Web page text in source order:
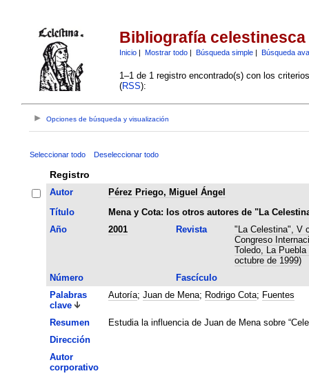
Bibliografía celestinesca
Inicio| Mostrar todo| Búsqueda simple| Búsqueda
1–1 de 1 registro encontrado(s) con los
(RSS):
Opciones de búsqueda y visualización
Seleccionar todo Deseleccionar todo
Registro
Autor
Pérez Priego, Miguel Ángel
Título
Mena y Cota: los otros autores de "La
Año
2001 Revista
"La Celestina", V
Congreso
Toledo, La
octubre de 1999)
Número
Fascículo
Palabras
clave
Autoría; Juan de Mena; Rodrigo Cota; Fuentes
Resumen
Estudia la influencia de Juan de Mena sobre
Dirección
Autor
corporativo